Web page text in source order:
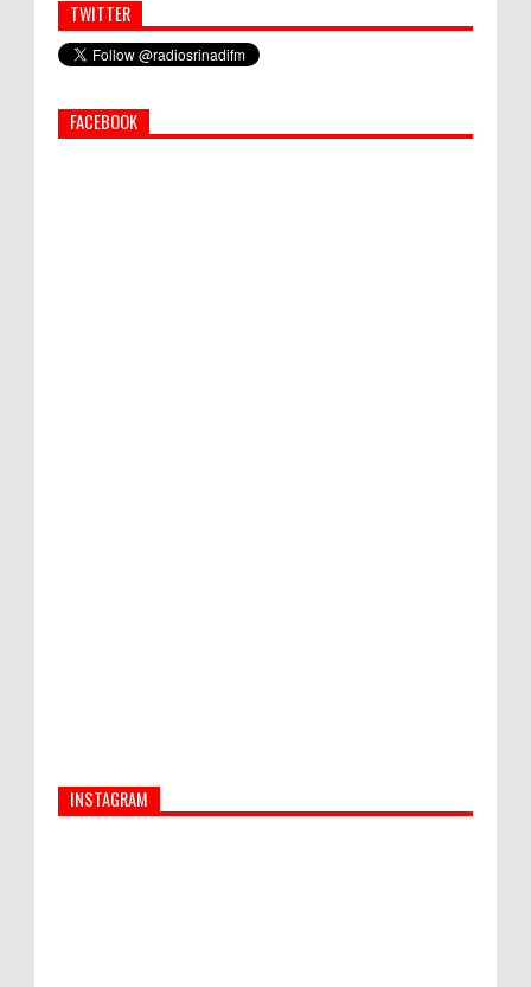
Simbol Persahabatan, RI Bangun Islamic Centre di
Afghanistan
PEMKAB KLUNGKUNG GELAR PASAR
TWITTER
FACEBOOK
INSTAGRAM